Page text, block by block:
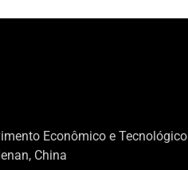
Econômico e Tecnológico
China